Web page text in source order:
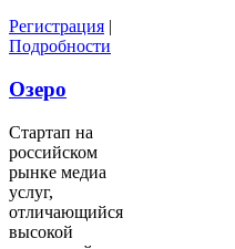
Регистрация
Подробности
Озеро
Стартап на
российском
рынке медиа
услуг,
отличающийся
высокой